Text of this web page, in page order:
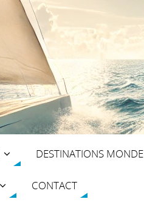
DESTINATIONS MONDE
CONTACT